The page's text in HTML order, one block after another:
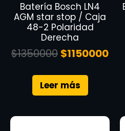
Batería Bosch LN4
AGM star stop / Caja
48-2 Polaridad
Derecha
$1350000 $1150000
Leer más